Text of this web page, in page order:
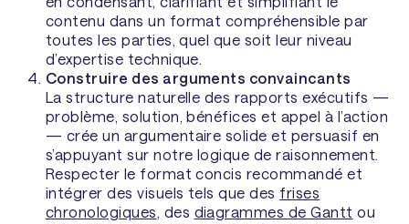
contenu dans un format compréhensible par
toutes les parties, quel que soit leur niveau
d’expertise technique.
Construire des arguments convaincants
La structure naturelle des rapports exécutifs —
problème, solution, bénéfices et appel à l’action
— crée un argumentaire solide et persuasif en
s’appuyant sur notre logique de raisonnement.
Respecter le format concis recommandé et
intégrer des visuels tels que des frises
chronologiques , des diagrammes de Gantt ou